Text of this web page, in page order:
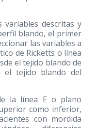
variables descritas y
blando, el primer
las variables a
de Ricketts o línea
el tejido blando de
tejido blando del
la línea E o plano
como inferior,
con mordida